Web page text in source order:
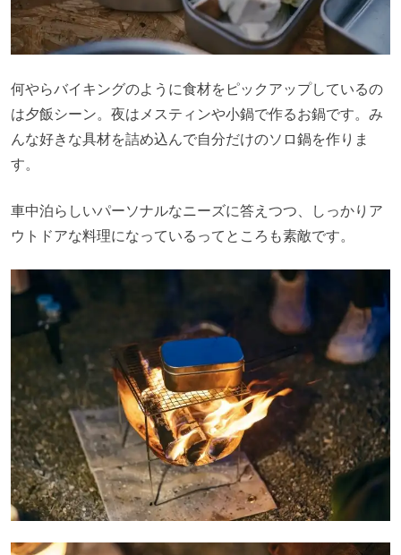
何やらバイキングのように食材をピックアップしているの
は夕飯シーン。夜はメスティンや小鍋で作るお鍋です。み
んな好きな具材を詰め込んで自分だけのソロ鍋を作りま
す。
車中泊らしいパーソナルなニーズに答えつつ、しっかりア
ウトドアな料理になっているってところも素敵です。